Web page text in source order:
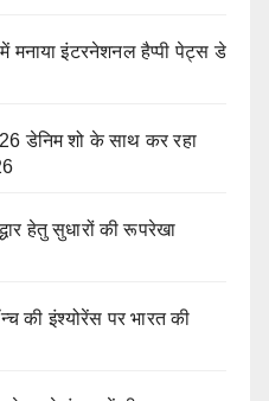
मनाया इंटरनेशनल हैप्पी पेट्स डे
डेनिम शो के साथ कर रहा
हेतु सुधारों की रूपरेखा
की इंश्योरेंस पर भारत की